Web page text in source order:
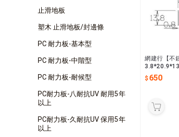
止滑地板
塑木 止滑地板/封邊條
PC 耐力板-基本型
PC 耐力板-中階型
PC 耐力板-耐候型
PC耐力板-八耐抗UV 耐用5年
以上
PC耐力板-久耐抗UV 保用5年
以上
網建行【不
長2440mm 收邊條 封邊條 現
貨供應
650